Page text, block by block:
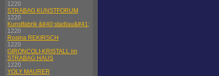
1220
STRABAG KUNSTFORUM
1220
Kunstfabrik &#40;stadlau&#41;
1220
Rosina REKIRSCH
1220
GIRONCOLI-KRISTALL im
STRABAG HAUS
1220
YOLY MAURER